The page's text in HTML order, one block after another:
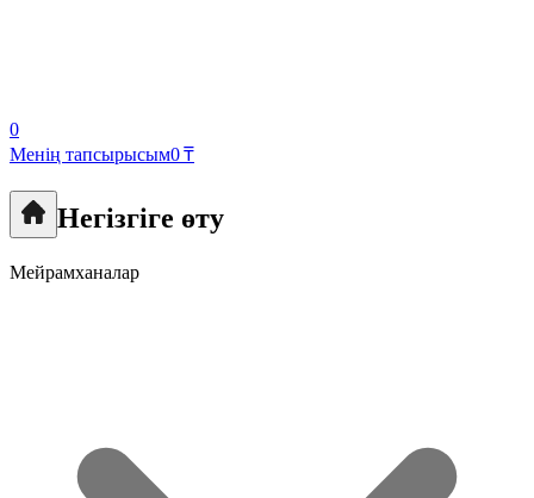
0
Менің тапсырысым0 ₸
Негізгіге өту
Мейрамханалар